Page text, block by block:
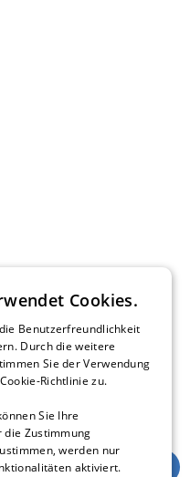
Cookies.
Benutzerfreundlichkeit
Durch die weitere
Sie der Verwendung
Richtlinie zu.
Sie Ihre
die Zustimmung
werden nur
aktiviert.